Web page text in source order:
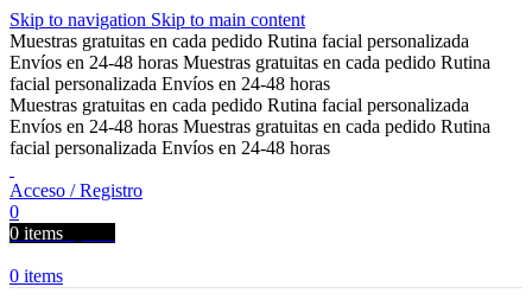
Skip to navigation Skip to main content
Muestras gratuitas en cada pedido Rutina facial personalizada
Envíos en 24-48 horas Muestras gratuitas en cada pedido Rutina
facial personalizada Envíos en 24-48 horas
Muestras gratuitas en cada pedido Rutina facial personalizada
Envíos en 24-48 horas Muestras gratuitas en cada pedido Rutina
facial personalizada Envíos en 24-48 horas
Acceso / Registro
0
0 items
0 items